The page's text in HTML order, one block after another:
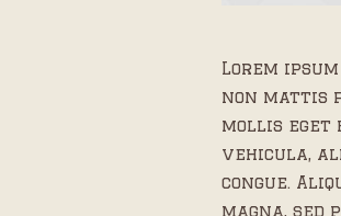
Lorem
non mattis
mollis eget
vehicula,
congue.
magna,